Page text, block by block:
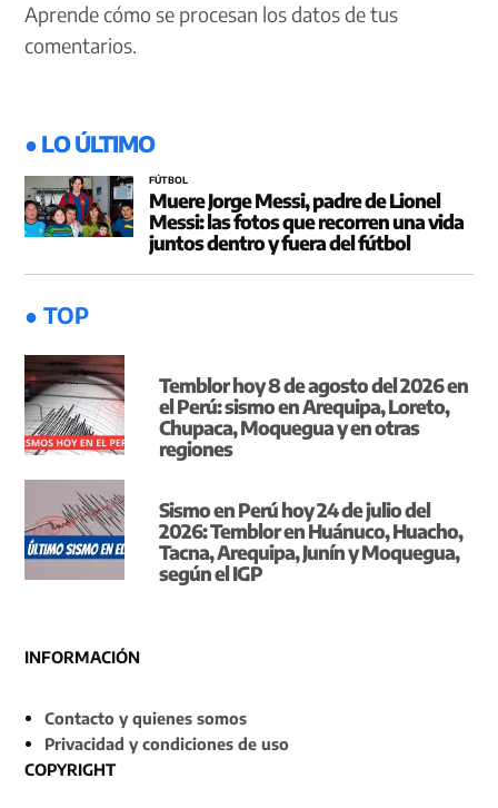
Aprende cómo se procesan los datos de tus
comentarios.
● LO ÚLTIMO
FÚTBOL
Muere Jorge Messi, padre de Lionel
Messi: las fotos que recorren una vida
juntos dentro y fuera del fútbol
● TOP
Temblor hoy 8 de agosto del 2026 en
el Perú: sismo en Arequipa, Loreto,
Chupaca, Moquegua y en otras
regiones
Sismo en Perú hoy 24 de julio del
2026: Temblor en Huánuco, Huacho,
Tacna, Arequipa, Junín y Moquegua,
según el IGP
INFORMACIÓN
Contacto y quienes somos
Privacidad y condiciones de uso
COPYRIGHT